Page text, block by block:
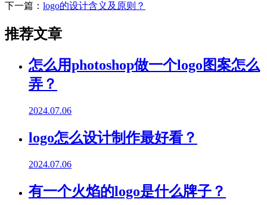
下一篇： logo的设计含义及原则？
推荐文章
怎么用photoshop做一个logo图案怎么
弄？
2024.07.06
logo怎么设计制作最好看？
2024.07.06
有一个火焰的logo是什么牌子？